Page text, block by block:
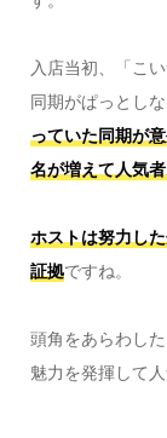
入店当初、「こ
同期がぱっとしな
っていた同期が
名が増えて人気
ホストは努力し
証拠ですね。
頭角をあらわし
魅力を発揮して